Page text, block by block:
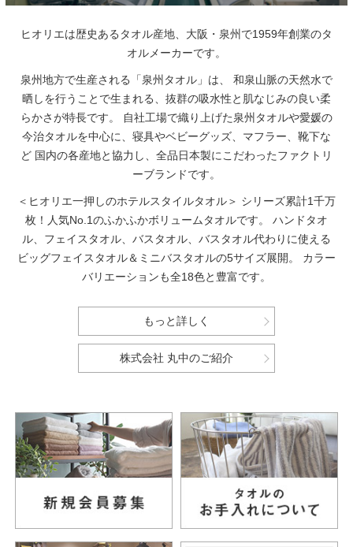
ヒオリエは歴史あるタオル産地、大阪・泉州で1959年創業のタ
オルメーカーです。
泉州地方で生産される「泉州タオル」は、
和泉山脈の天然水で
晒しを行うことで生まれる、抜群の吸水性と肌なじみの良い柔
らかさが特長です。
自社工場で織り上げた泉州タオルや愛媛の
今治タオルを中心に、寝具やベビーグッズ、マフラー、靴下な
ど 国内の各産地と協力し、全品日本製にこだわったファクトリ
ーブランドです。
＜ヒオリエ一押しのホテルスタイルタオル＞ シリーズ累計1千万
枚！人気No.1のふかふかボリュームタオルです。
ハンドタオ
ル、フェイスタオル、バスタオル、バスタオル代わりに使える
ビッグフェイスタオル＆ミニバスタオルの5サイズ展開。
カラー
バリエーションも全18色と豊富です。
もっと詳しく
株式会社 丸中のご紹介